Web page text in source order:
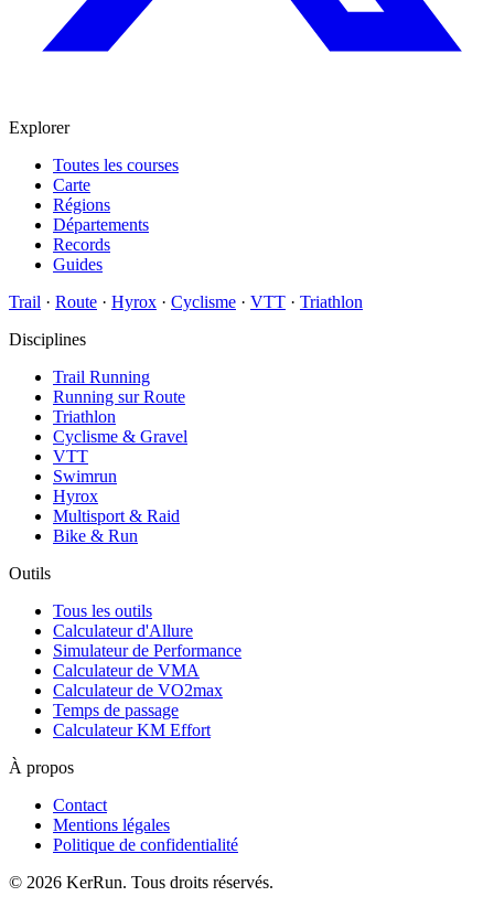
Explorer
Toutes les courses
Carte
Régions
Départements
Records
Guides
Trail · Route · Hyrox · Cyclisme · VTT · Triathlon
Disciplines
Trail Running
Running sur Route
Triathlon
Cyclisme & Gravel
VTT
Swimrun
Hyrox
Multisport & Raid
Bike & Run
Outils
Tous les outils
Calculateur d'Allure
Simulateur de Performance
Calculateur de VMA
Calculateur de VO2max
Temps de passage
Calculateur KM Effort
À propos
Contact
Mentions légales
Politique de confidentialité
© 2026 KerRun. Tous droits réservés.